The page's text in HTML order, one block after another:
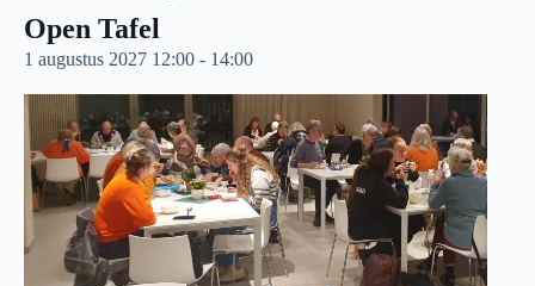
Open Tafel
1 augustus 2027 12:00 - 14:00